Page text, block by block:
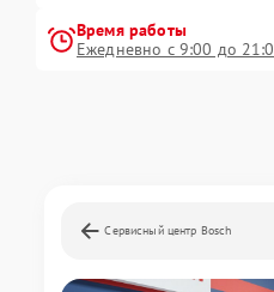
Время работы
Ежедневно с 9:00 до
Сервисный центр Bosch